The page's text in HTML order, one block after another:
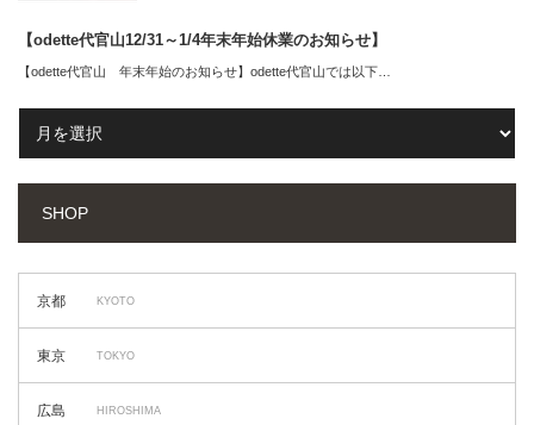
【odette代官山12/31～1/4年末年始休業のお知らせ】
【odette代官山 年末年始のお知らせ】odette代官山では以下…
SHOP
京都 KYOTO
東京 TOKYO
広島 HIROSHIMA